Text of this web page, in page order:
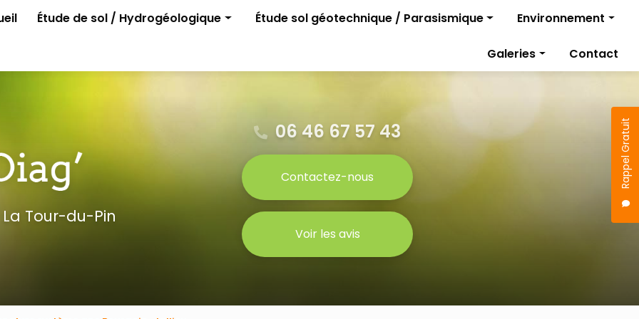
Rappel Gratuit
Étude de sol / Hydrogéologique
Permis d'aménager
Étude sol géotechnique / Parasismique
G2 avant projet
Étude G0
Environnement
Diagnostics
Gestion des travaux
Galeries Contact
Tour-du-Pin
06 46 67 57 43
Contactez-nous
Voir les avis